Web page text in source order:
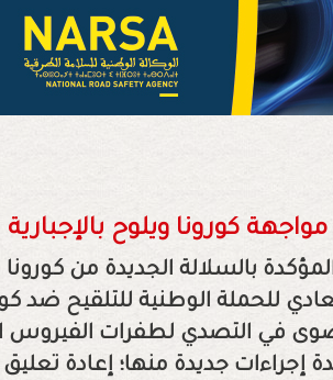
كورونا ويلوح بالإجبارية
بالسلالة الجديدة من
في التصدي لطفرات الفيروس
جديدة منها؛ إعادة تعليق